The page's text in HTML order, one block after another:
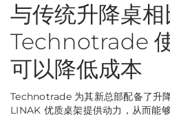
与传统升降桌相
Technotrade
可以降低成本
Technotrade 为其新总部配备了升
LINAK 优质桌架提供动力，从而能